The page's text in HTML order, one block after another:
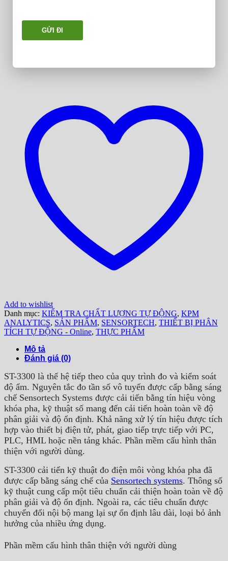
Add to wishlist
Danh mục: KIỂM TRA CHẤT LƯỢNG TỰ ĐỘNG, KPM
ANALYTICS, SẢN PHẨM, SENSORTECH, THIẾT BỊ PHÂN
TÍCH TỰ ĐỘNG - Online, THỰC PHẨM
Mô tả
Đánh giá (0)
ST-3300 là thế hệ tiếp theo của quy trình đo và kiểm soát
độ ẩm. Nguyên tắc đo tần số vô tuyến được cấp bằng sáng
chế Sensortech Systems được cải tiến bằng tín hiệu vòng
khóa pha, kỹ thuật số mang đến cải tiến hoàn toàn về độ
phân giải và độ ổn định. Khả năng xử lý tín hiệu được tích
hợp vào thiết bị điện tử, phát, giao tiếp trực tiếp với PC,
PLC, HML hoặc nền tảng khác. Phần mềm cấu hình thân
thiện với người dùng.
ST-3300 cải tiến kỹ thuật đo điện môi vòng khóa pha đã
được cấp bằng sáng chế của Sensortech systems. Thông số
kỹ thuật cung cấp một tiêu chuẩn cải thiện hoàn toàn về độ
phân giải và độ ổn định. Ngoài ra, các tiêu chuẩn được
chuyển đổi nội bộ mang lại sự ổn định lâu dài, loại bỏ ảnh
hưởng của nhiều ứng dụng.
Phần mềm cấu hình thân thiện với người dùng